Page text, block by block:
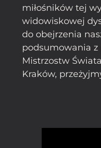
miłośników tej
widowiskowej
do obejrzenia
podsumowania
Mistrzostw
Kraków,